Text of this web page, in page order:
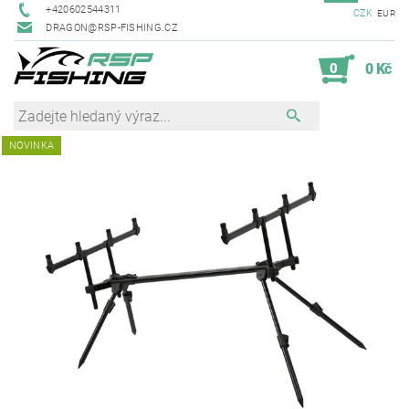
+420602544311
DRAGON@RSP-FISHING.CZ
CZK EUR
0 0 Kč
NOVINKA